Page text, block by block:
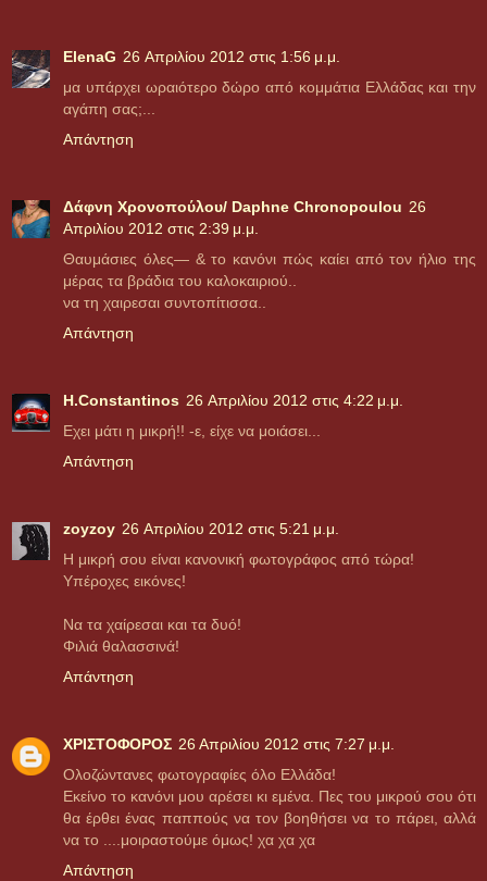
ElenaG 26 Απριλίου 2012 στις 1:56 μ.μ.
μα υπάρχει ωραιότερο δώρο από κομμάτια Ελλάδας και την
αγάπη σας;...
Απάντηση
Δάφνη Χρονοπούλου/ Daphne Chronopoulou 26
Απριλίου 2012 στις 2:39 μ.μ.
Θαυμάσιες όλες― & το κανόνι πώς καίει από τον ήλιο της
μέρας τα βράδια του καλοκαιριού..
να τη χαιρεσαι συντοπίτισσα..
Απάντηση
H.Constantinos 26 Απριλίου 2012 στις 4:22 μ.μ.
Εχει μάτι η μικρή!! -ε, είχε να μοιάσει...
Απάντηση
zoyzoy 26 Απριλίου 2012 στις 5:21 μ.μ.
Η μικρή σου είναι κανονική φωτογράφος από τώρα!
Υπέροχες εικόνες!
Να τα χαίρεσαι και τα δυό!
Φιλιά θαλασσινά!
Απάντηση
ΧΡΙΣΤΟΦΟΡΟΣ 26 Απριλίου 2012 στις 7:27 μ.μ.
Ολοζώντανες φωτογραφίες όλο Ελλάδα!
Εκείνο το κανόνι μου αρέσει κι εμένα. Πες του μικρού σου ότι
θα έρθει ένας παππούς να τον βοηθήσει να το πάρει, αλλά
να το ....μοιραστούμε όμως! χα χα χα
Απάντηση